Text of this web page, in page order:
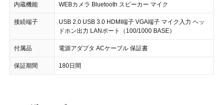
内蔵機能 WEBカメラ Bluetooth スピーカー マイク
接続端子
USB 2.0 USB 3.0 HDMI端子 VGA端子 マイク入力 ヘッ
ドホン出力 LANポート（100/1000 BASE）
付属品 電源アダプタ ACケーブル 保証書
保証期間 180日間